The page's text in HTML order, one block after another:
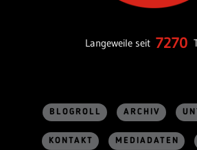
Langeweile seit 7270
BLOGROLL ARCHIV
KONTAKT MEDIADATEN